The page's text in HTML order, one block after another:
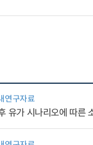
연구자료
유가 시나리오에 따른